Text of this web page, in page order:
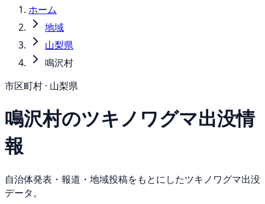
ホーム
地域
山梨県
鳴沢村
市区町村 · 山梨県
鳴沢村のツキノワグマ出没情
報
自治体発表・報道・地域投稿をもとにしたツキノワグマ出没
データ。